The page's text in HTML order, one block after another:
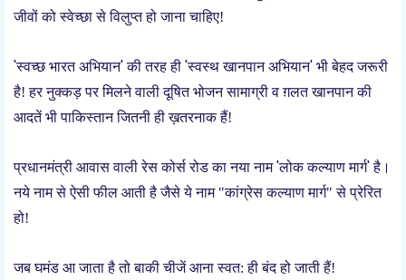
जीवों को स्वेच्छा से विलुप्त हो जाना चाहिए!
'स्वच्छ भारत अभियान'की तरह ही 'स्वस्थ खानपान अभियान' भी बेहद जरूरी
है! हर नुक्कड़ पर मिलने वाली दूषित भोजन सामाग्री व ग़लत खानपान की
आदतें भी पाकिस्तान जितनी ही ख़तरनाक हैं!
प्रधानमंत्री आवास वाली रेस कोर्स रोड का नया नाम'लोक कल्याण मार्ग'है।
नये नाम से ऐसी फील आती है जैसे ये नाम "कांग्रेस कल्याण मार्ग" से प्रेरित
हो!
जब घमंड आ जाता है तो बाकी चीजें आना स्वत: ही बंद हो जाती हैं!